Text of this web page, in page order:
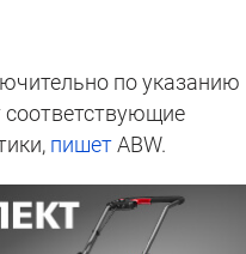
по указанию
соответствующие
пишетABW.